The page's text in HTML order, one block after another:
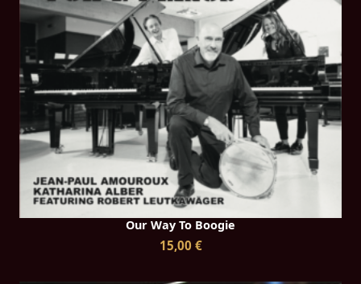
Our Way To Boogie
15,00 €